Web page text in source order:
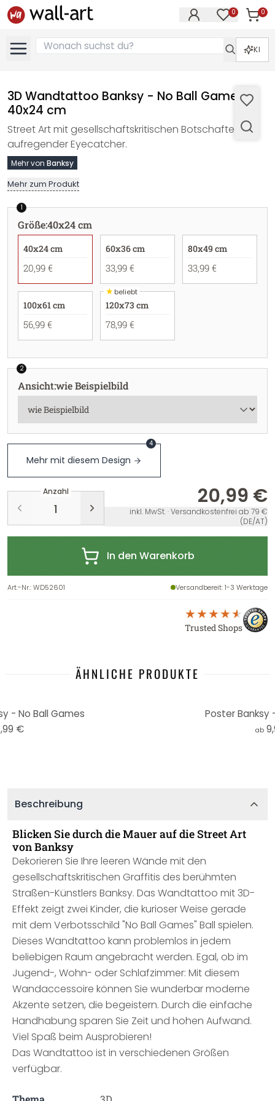
0 0
KI
3D Wandtattoo Banksy - No Ball Games -
40x24 cm
Street Art mit gesellschaftskritischen Botschaften als
aufregender Eyecatcher.
Mehr von Banksy
Mehr zum Produkt
1
Größe:40x24 cm
40x24 cm
20,99 €
60x36 cm
33,99 €
80x49 cm
33,99 €
100x61 cm
56,99 €
★beliebt
120x73 cm
78,99 €
2
Ansicht:wie Beispielbild
Mehr mit diesem Design
4
Anzahl 20,99 €
inkl. MwSt. · Versandkostenfrei ab 79 €
(DE/AT)
In den Warenkorb
Art.-Nr.:WD52601 Versandbereit: 1-3 Werktage
Trusted Shops
ÄHNLICHE PRODUKTE
- No Ball Games
€
Poster Banksy
ab
Beschreibung
Blicken Sie durch die Mauer auf die Street Art
von Banksy
Dekorieren Sie Ihre leeren Wände mit den
gesellschaftskritischen Graffitis des berühmten
Straßen-Künstlers Banksy. Das Wandtattoo mit 3D-
Effekt zeigt zwei Kinder, die kurioser Weise gerade
mit dem Verbotsschild "No Ball Games" Ball spielen.
Dieses Wandtattoo kann problemlos in jedem
beliebigen Raum angebracht werden. Egal, ob im
Jugend-, Wohn- oder Schlafzimmer: Mit diesem
Wandaccessoire können Sie wunderbar moderne
Akzente setzen, die begeistern. Durch die einfache
Handhabung sparen Sie Zeit und hohen Aufwand.
Viel Spaß beim Ausprobieren!
Das Wandtattoo ist in verschiedenen Größen
verfügbar.